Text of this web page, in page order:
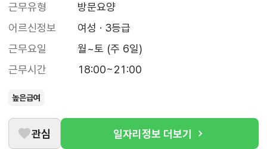
근무유형
방문요양
어르신정보
여성 · 3등급
근무요일
월~토 (주 6일)
근무시간
18:00~21:00
높은급여
관심 일자리정보 더보기